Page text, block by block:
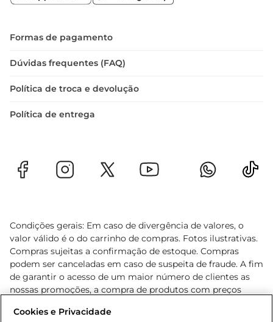
Formas de pagamento
Dúvidas frequentes (FAQ)
Política de troca e devolução
Política de entrega
Condições gerais: Em caso de divergência de valores, o
valor válido é o do carrinho de compras. Fotos ilustrativas.
Compras sujeitas a confirmação de estoque. Compras
podem ser canceladas em caso de suspeita de fraude. A fim
de garantir o acesso de um maior número de clientes as
nossas promoções, a compra de produtos com preços
cliente. Os preços, ofertas e condições são exclusivos para
Cookies e Privacidade